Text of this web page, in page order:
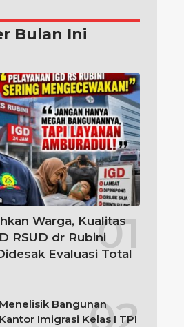
Bulan Ini
Warga, Kualitas
RSUD dr Rubini
Evaluasi Total
Menelisik Bangunan
Kantor Imigrasi Kelas I TPI